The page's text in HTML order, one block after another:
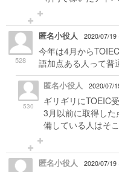
528
匿名小役人 2020/07/19
今年は4月から
語加点ある人って普
530
匿名小役人 2020/07/
ギリギリにTOEIC
3月以前に取得し
備している人はそ
匿名小役人 2020/07/19